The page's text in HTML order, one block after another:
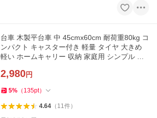
台車 木製平台車 中 45cmx60cm 耐荷重80kg コ
ンパクト キャスター付き 軽量 タイヤ 大きめ
軽い ホームキャリー 収納 家庭用 シンプル 荷
2,980円
5% （ 135pt）
4.64（ 11件）